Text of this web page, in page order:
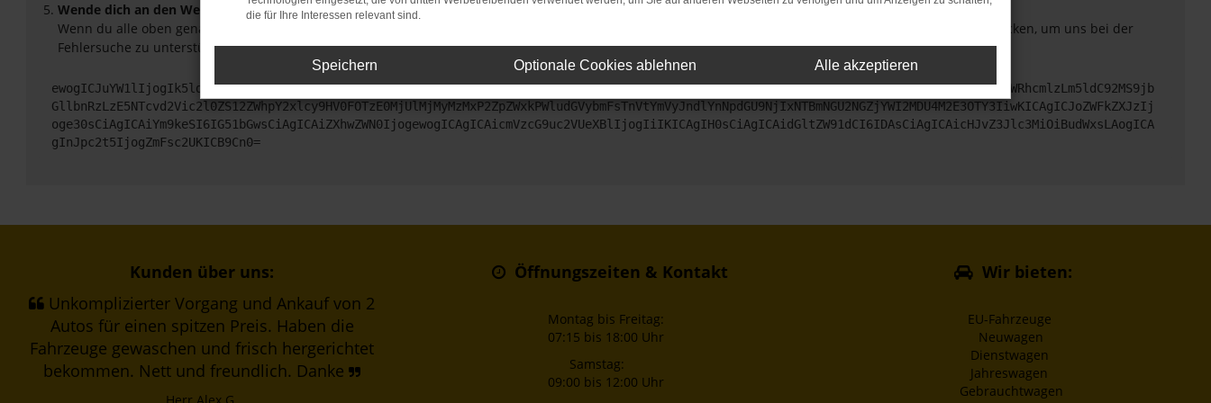
Wende dich an den Webseitenbetreiber.
Wenn du alle oben genannten Schritte versucht hast, kontaktiere uns bitte. Wir werden versuchen, das Problem zu beheben. Du kannst uns diesen Text schicken, um uns bei der
Fehlersuche zu unterstützen:
ewogICJuYW1lIjogIk5ldHdvcmtFcnJvciIsCiAgImNvbmZpZyI6IHsKICAgICJtZXRob2QiOiAiR0VUIiwKICAgICJ1cmwiOiAiaHR0cHM6Ly9hcGkueC5ha3MtcHJvZC5hdWRhcmlzLm5ldC92MS9jb
GllbnRzLzE5NTcvd2Vic2l0ZS12ZWhpY2xlcy9HV0FOTzE0MjUlMjMyMzMxP2ZpZWxkPWludGVybmFsTnVtYmVyJndlYnNpdGU9NjIxNTBmNGU2NGZjYWI2MDU4M2E3OTY3IiwKICAgICJoZWFkZXJzIj
oge30sCiAgICAiYm9keSI6IG51bGwsCiAgICAiZXhwZWN0IjogewogICAgICAicmVzcG9uc2VUeXBlIjogIiIKICAgIH0sCiAgICAidGltZW91dCI6IDAsCiAgICAicHJvZ3Jlc3MiOiBudWxsLAogICA
gInJpc2t5IjogZmFsc2UKICB9Cn0=
Kunden über uns:
Unkomplizierter Vorgang und Ankauf von 2
Autos für einen spitzen Preis. Haben die
Fahrzeuge gewaschen und frisch hergerichtet
bekommen. Nett und freundlich. Danke
Öffnungszeiten & Kontakt
Montag bis Freitag:
07:15 bis 18:00 Uhr
Samstag:
09:00 bis 12:00 Uhr
Wir bieten:
EU-Fahrzeuge
Neuwagen
Dienstwagen
Jahreswagen
Gebrauchtwagen
die für Ihre Interessen relevant sind.
Speichern Optionale Cookies ablehnen Alle akzeptieren